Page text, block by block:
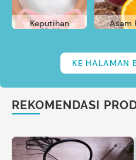
Keputihan Asam
KE HALAMAN
REKOMENDASI